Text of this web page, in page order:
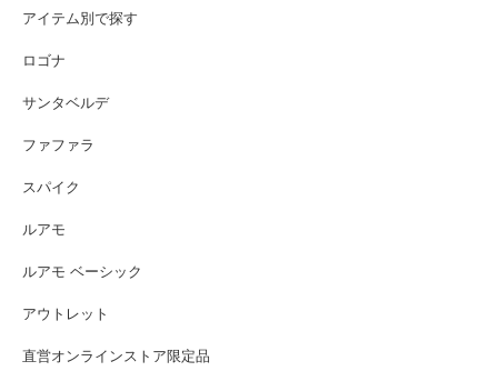
アイテム別で探す
ロゴナ
サンタベルデ
ファファラ
スパイク
ルアモ
ルアモ ベーシック
アウトレット
直営オンラインストア限定品